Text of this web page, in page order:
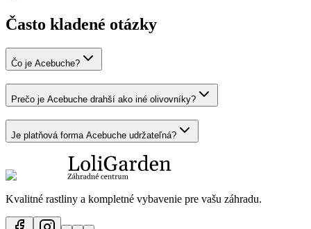
Často kladené otázky
Čo je Acebuche?
Prečo je Acebuche drahší ako iné olivovníky?
Je platňová forma Acebuche udržateľná?
Kvalitné rastliny a kompletné vybavenie pre vašu záhradu.